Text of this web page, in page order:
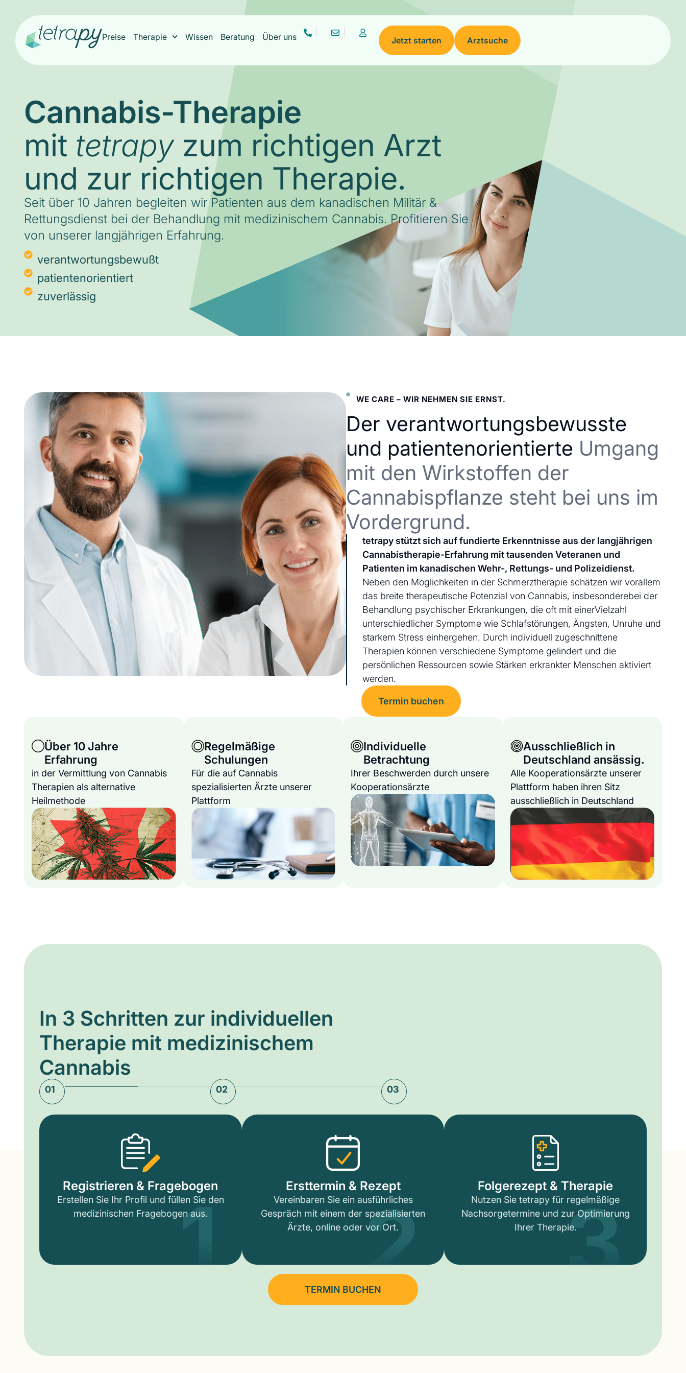
Preise Therapie Wissen Beratung Über uns Jetzt starten Arztsuche
Cannabis-Therapie
mit tetrapyzum richtigen Arzt
und zur richtigen Therapie.
Seit über 10 Jahren begleiten wir Patienten aus dem kanadischen Militär &
Rettungsdienst bei der Behandlung mit medizinischem Cannabis. Profitieren Sie
von unserer langjährigen Erfahrung.
verantwortungsbewußt
patientenorientiert
zuverlässig
WE CARE – WIR NEHMEN SIE ERNST.
Der verantwortungsbewusste
und patientenorientierte Umgang
mit den Wirkstoffen der
Cannabispflanze steht bei uns im
Vordergrund.
tetrapy stützt sich auf fundierte Erkenntnisse aus der langjährigen
Cannabistherapie-Erfahrung mit tausenden Veteranen und
Patienten im kanadischen Wehr-, Rettungs- und Polizeidienst.
Neben den Möglichkeiten in der Schmerztherapie schätzen wir vorallem
das breite therapeutische Potenzial von Cannabis, insbesonderebei der
Behandlung psychischer Erkrankungen, die oft mit einerVielzahl
unterschiedlicher Symptome wie Schlafstörungen, Ängsten, Unruhe und
starkem Stress einhergehen. Durch individuell zugeschnittene
Therapien können verschiedene Symptome gelindert und die
persönlichen Ressourcen sowie Stärken erkrankter Menschen aktiviert
werden.
Termin buchen
Über 10 Jahre
Erfahrung
in der Vermittlung von Cannabis
Therapien als alternative
Heilmethode
Regelmäßige
Schulungen
Für die auf Cannabis
spezialisierten Ärzte unserer
Plattform
Individuelle
Betrachtung
Ihrer Beschwerden durch unsere
Kooperationsärzte
Ausschließlich in
Deutschland ansässig.
Alle Kooperationsärzte unserer
Plattform haben ihren Sitz
ausschließlich in Deutschland
In 3 Schritten zur individuellen
Therapie mit medizinischem
Cannabis
01 02 03
Registrieren & Fragebogen
Erstellen Sie Ihr Profil und füllen Sie den
medizinischen Fragebogen aus.
1 Ersttermin & Rezept
Vereinbaren Sie ein ausführliches
Gespräch mit einem der spezialisierten
Ärzte, online oder vor Ort.
2 Folgerezept & Therapie
Nutzen Sie tetrapy für regelmäßige
Nachsorgetermine und zur Optimierung
Ihrer Therapie.3
TERMIN BUCHEN